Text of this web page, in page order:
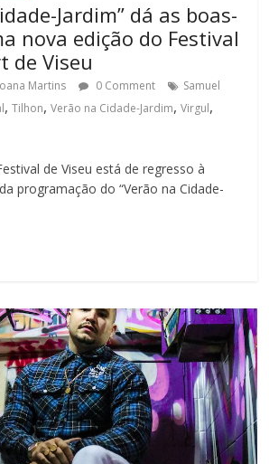
Jardim” dá as boas-
nova edição do Festival
de Viseu
Martins 0 Comment
Samuel
,Tilhon,Verão na Cidade-Jardim,Virgul,
de Viseu está de regresso à
programação do “Verão na Cidade-